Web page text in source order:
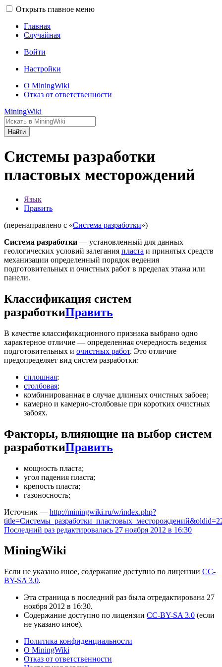
Открыть главное меню
Главная
Случайная
Войти
Настройки
О MiningWiki
Отказ от ответственности
MiningWiki
Найти
Системы разработки
пластовых месторождений
Язык
Править
(перенаправлено с «Система разработки»)
Система разработки — установленный для данных
геологических условий залегания пласта и принятых средств
механизации определенный порядок ведения
подготовительных и очистных работ в пределах этажа или
панели.
Классификация систем
разработкиПравить
В качестве классификационного признака выбрано одно
характерное отличие — определенная очередность ведения
подготовительных и очистных работ. Это отличие
предопределяет вид систем разработки:
сплошная;
столбовая;
комбинированная в случае длинных очистных забоев;
камерно и камерно-столбовые при коротких очистных
забоях.
Факторы, влияющие на выбор систем
разработкиПравить
мощность пласта;
угол падения пласта;
крепость пласта;
газоносность;
Источник — http://miningwiki.ru/w/index.php?
Последний раз редактировалась 27 ноября 2012 в 16:30
MiningWiki
Если не указано иное, содержание доступно по лицензии CC-
BY-SA 3.0.
Эта страница в последний раз была отредактирована 27
ноября 2012 в 16:30.
Содержание доступно по лицензии CC-BY-SA 3.0 (если
не указано иное).
Политика конфиденциальности
О MiningWiki
Отказ от ответственности